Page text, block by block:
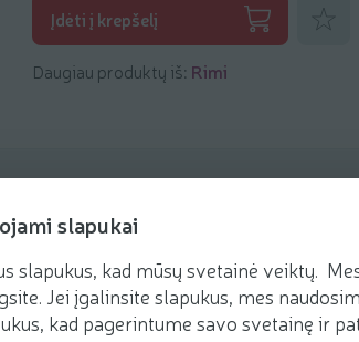
slapukai
slapukus, kad mūsų svetainė veiktų.
Jei įgalinsite slapukus, mes
kad pagerintume savo svetainę ir
Įdėti į krepšelį
Daugiau produktų iš: Rimi
Receptai